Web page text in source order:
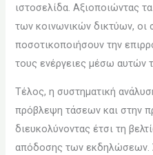
ιστοσελίδα. Αξιοποιώντας
των κοινωνικών δικτύων, οι
ποσοτικοποιήσουν την
τους ενέργειες μέσω αυτών
Τέλος, η συστηματική
πρόβλεψη τάσεων και στην
διευκολύνοντας έτσι τη
απόδοσης των εκδηλώσεων.